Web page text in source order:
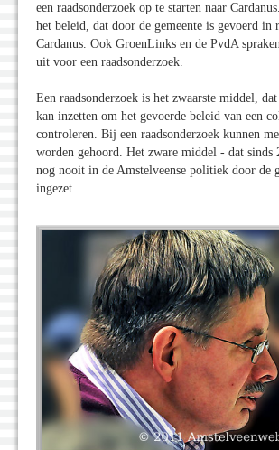
een raadsonderzoek op te starten naar
het beleid, dat door de gemeente is gevoerd in
Cardanus. Ook GroenLinks en de PvdA
uit voor een raadsonderzoek.
Een raadsonderzoek is het zwaarste middel, dat
kan inzetten om het gevoerde beleid van een
controleren. Bij een raadsonderzoek kunnen
worden gehoord. Het zware middel - dat sinds
nog nooit in de Amstelveense politiek door de
ingezet.